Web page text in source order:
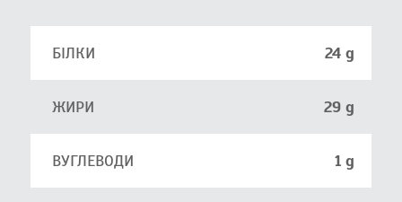
БІЛКИ 24 g
ЖИРИ 29 g
ВУГЛЕВОДИ 1 g